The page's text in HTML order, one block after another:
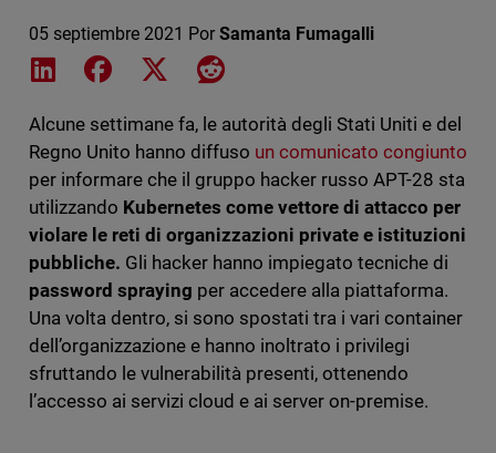
05 septiembre 2021 Por Samanta Fumagalli
Share on LinkedIn
Share on Facebook
Share on XShare on Reddit
Alcune settimane fa, le autorità degli Stati Uniti e del
Regno Unito hanno diffuso un comunicato congiunto
per informare che il gruppo hacker russo APT-28 sta
utilizzando Kubernetes come vettore di attacco per
violare le reti di organizzazioni private e istituzioni
pubbliche. Gli hacker hanno impiegato tecniche di
password spraying per accedere alla piattaforma.
Una volta dentro, si sono spostati tra i vari container
dell’organizzazione e hanno inoltrato i privilegi
sfruttando le vulnerabilità presenti, ottenendo
l’accesso ai servizi cloud e ai server on-premise.